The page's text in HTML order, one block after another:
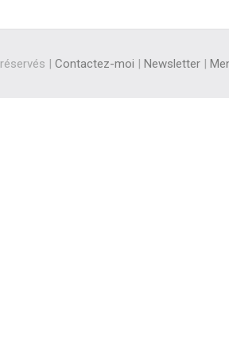
|Contactez-moi |Newsletter |